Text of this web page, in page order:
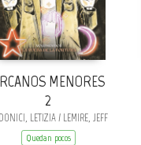
MENORES
2
LETIZIA / LEMIRE, JEFF
Quedan pocos